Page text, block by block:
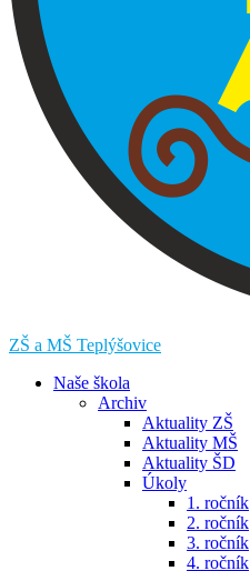
ZŠ a MŠ Teplýšovice
Naše škola
Archiv
Aktuality ZŠ
Aktuality MŠ
Aktuality ŠD
Úkoly
1. ročník
2. ročník
3. ročník
4. ročník